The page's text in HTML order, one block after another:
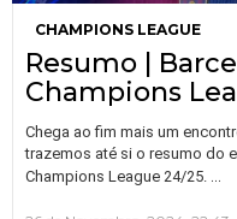
CHAMPIONS LEAGUE
Resumo |
Champions
Chega ao fim mais um
trazemos até si o resumo do
Champions League 24/25.